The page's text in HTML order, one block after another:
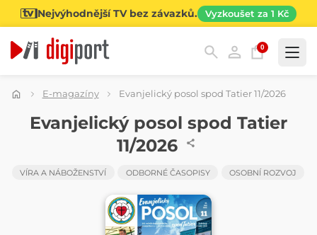
Nejvýhodnější TV bez závazků. Vyzkoušet za 1 Kč
0
Kategorie
E-magazíny Evanjelický posol spod Tatier 11/2026
ČASOPISEvanjelický posol spod Tatier
11/2026
VÍRA A NÁBOŽENSTVÍ ODBORNÉ ČASOPISY OSOBNÍ ROZVOJ